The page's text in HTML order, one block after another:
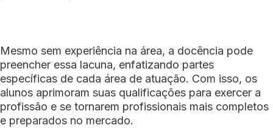
Mesmo sem experiência na área, a docência pode
preencher essa lacuna, enfatizando partes
específicas de cada área de atuação. Com isso, os
alunos aprimoram suas qualificações para exercer a
profissão e se tornarem profissionais mais completos
e preparados no mercado.